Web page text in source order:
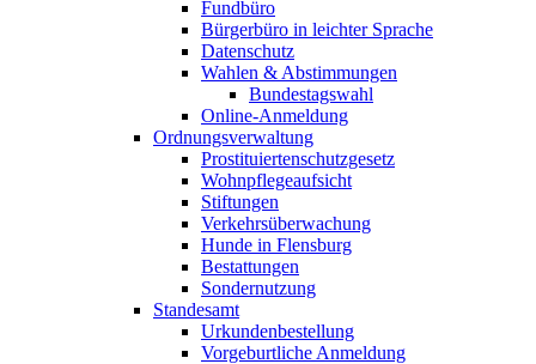
Fundbüro
Bürgerbüro in leichter Sprache
Datenschutz
Wahlen & Abstimmungen
Bundestagswahl
Online-Anmeldung
Ordnungsverwaltung
Prostituiertenschutzgesetz
Wohnpflegeaufsicht
Stiftungen
Verkehrsüberwachung
Hunde in Flensburg
Bestattungen
Sondernutzung
Standesamt
Urkundenbestellung
Vorgeburtliche Anmeldung